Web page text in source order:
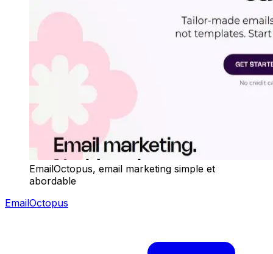
EmailOctopus, email marketing simple et
abordable
EmailOctopus